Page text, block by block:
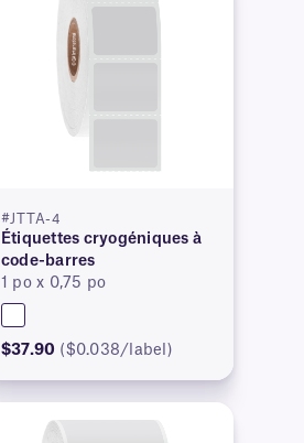
#JTTA-4
Étiquettes cryogéniques à
code-barres
1 po x 0,75 po
$37.90 ($0.038/label)